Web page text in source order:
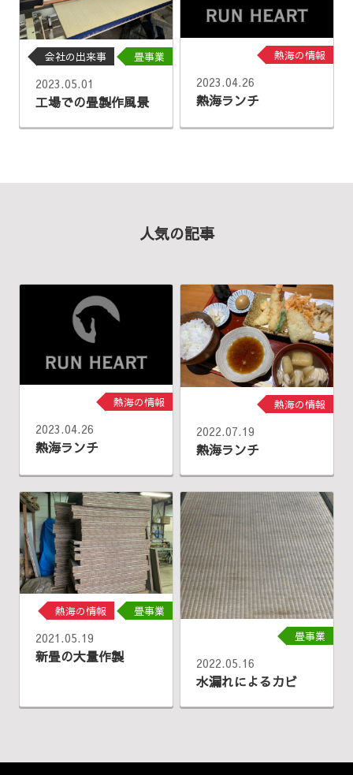
会社の出来事 畳事業
2023.05.01
工場での畳製作風景
熱海の情報
2023.04.26
熱海ランチ
人気の記事
熱海の情報
2023.04.26
熱海ランチ
熱海の情報
2022.07.19
熱海ランチ
熱海の情報 畳事業
2021.05.19
新畳の大量作製
畳事業
2022.05.16
水漏れによるカビ